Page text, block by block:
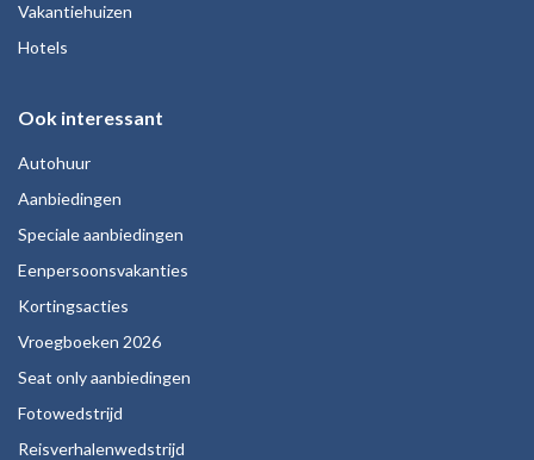
Vakantiehuizen
Hotels
Ook interessant
Autohuur
Aanbiedingen
Speciale aanbiedingen
Eenpersoonsvakanties
Kortingsacties
Vroegboeken 2026
Seat only aanbiedingen
Fotowedstrijd
Reisverhalenwedstrijd